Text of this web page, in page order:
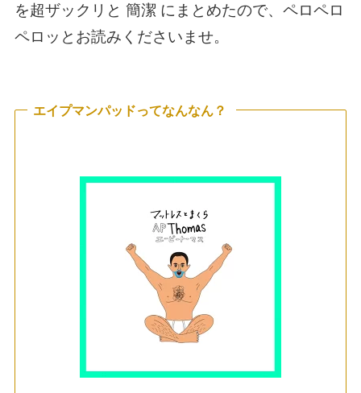
を超ザックリと 簡潔 にまとめたので、ペロペロ
ペロッとお読みくださいませ。
エイプマンパッドってなんなん？